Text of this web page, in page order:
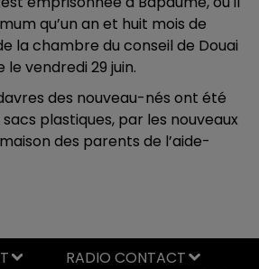
qu’un an et huit mois de
la chambre du conseil de Douai
vendredi 29 juin.
des nouveau-nés ont été
plastiques, par les nouveaux
des parents de l’aide-
RADIO CONTACT